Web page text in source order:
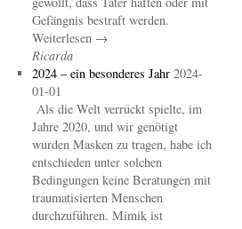
Gefängnis bestraft werden.
Weiterlesen →
Ricarda
2024 – ein besonderes Jahr 2024-
01-01
Als die Welt verrückt spielte, im
Jahre 2020, und wir genötigt
wurden Masken zu tragen, habe ich
entschieden unter solchen
Bedingungen keine Beratungen mit
traumatisierten Menschen
durchzuführen. Mimik ist